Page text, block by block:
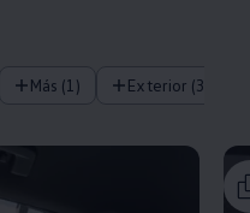
Más (1) Exterior (3)